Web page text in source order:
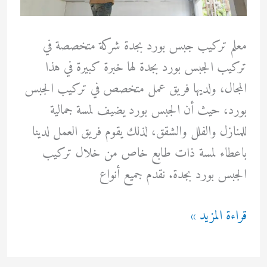
معلم تركيب جبس بورد بجدة شركة متخصصة في
تركيب الجبس بورد بجدة لها خبرة كبيرة في هذا
المجال، ولديها فريق عمل متخصص في تركيب الجبس
بورد، حيث أن الجبس بورد يضيف لمسة جمالية
للمنازل والفلل والشقق، لذلك يقوم فريق العمل لدينا
باعطاء لمسة ذات طابع خاص من خلال تركيب
الجبس بورد بجدة. نقدم جميع أنواع
معلم
قراءة المزيد »